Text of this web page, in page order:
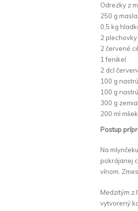
Odrezky z
250 g masla
0,5 kg
2
2 červené
1 fenikel
2 dcl
100 g
100 g
300 g
200 ml
Postup
Na
pokrájanej
vínom.
Medzitým z
vytvorený